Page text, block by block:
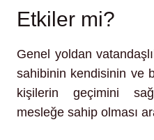
Etkiler mi?
Genel yoldan
sahibinin kendisinin ve
kişilerin geçimini
mesleğe sahip olması